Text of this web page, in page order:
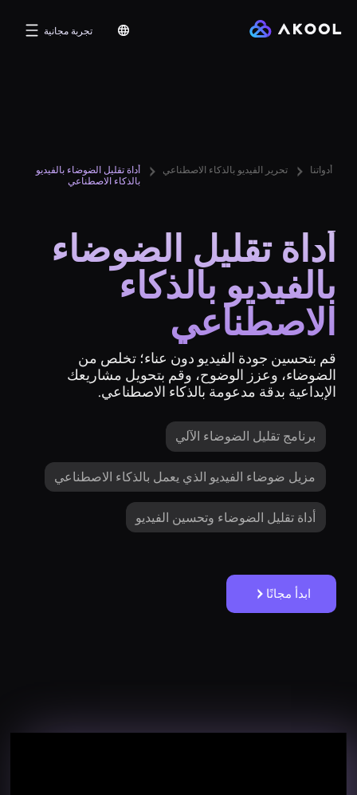
تجربة مجانية
أدواتنا تحرير الفيديو بالذكاء الاصطناعي
أداة تقليل الضوضاء بالفيديو
بالذكاء الاصطناعي
أداة تقليل الضوضاء
بالفيديو بالذكاء
الاصطناعي
قم بتحسين جودة الفيديو دون عناء؛ تخلص من
الضوضاء، وعزز الوضوح، وقم بتحويل مشاريعك
الإبداعية بدقة مدعومة بالذكاء الاصطناعي.
برنامج تقليل الضوضاء الآلي
مزيل ضوضاء الفيديو الذي يعمل بالذكاء الاصطناعي
أداة تقليل الضوضاء وتحسين الفيديو
ابدأ مجانًا